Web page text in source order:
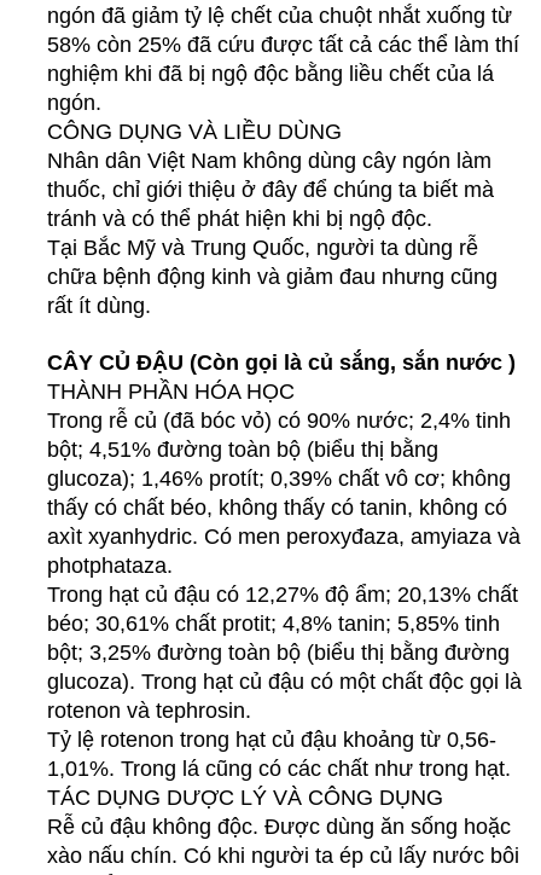
ngón đã giảm tỷ lệ chết của chuột nhắt xuống từ
58% còn 25% đã cứu được tất cả các thể làm thí
nghiệm khi đã bị ngộ độc bằng liều chết của lá
ngón.
CÔNG DỤNG VÀ LIỀU DÙNG
Nhân dân Việt Nam không dùng cây ngón làm
thuốc, chỉ giới thiệu ở đây để chúng ta biết mà
tránh và có thể phát hiện khi bị ngộ độc.
Tại Bắc Mỹ và Trung Quốc, người ta dùng rễ
chữa bệnh động kinh và giảm đau nhưng cũng
rất ít dùng.
CÂY CỦ ĐẬU (Còn gọi là củ sắng, sắn nước )
THÀNH PHẦN HÓA HỌC
Trong rễ củ (đã bóc vỏ) có 90% nước; 2,4% tinh
bột; 4,51% đường toàn bộ (biểu thị bằng
glucoza); 1,46% protít; 0,39% chất vô cơ; không
thấy có chất béo, không thấy có tanin, không có
axìt xyanhydric. Có men peroxyđaza, amyiaza và
photphataza.
Trong hạt củ đậu có 12,27% độ ẩm; 20,13% chất
béo; 30,61% chất protit; 4,8% tanin; 5,85% tinh
bột; 3,25% đường toàn bộ (biểu thị bằng đường
glucoza). Trong hạt củ đậu có một chất độc gọi là
rotenon và tephrosin.
Tỷ lệ rotenon trong hạt củ đậu khoảng từ 0,56-
1,01%. Trong lá cũng có các chất như trong hạt.
TÁC DỤNG DƯỢC LÝ VÀ CÔNG DỤNG
Rễ củ đậu không độc. Được dùng ăn sống hoặc
xào nấu chín. Có khi người ta ép củ lấy nước bôi